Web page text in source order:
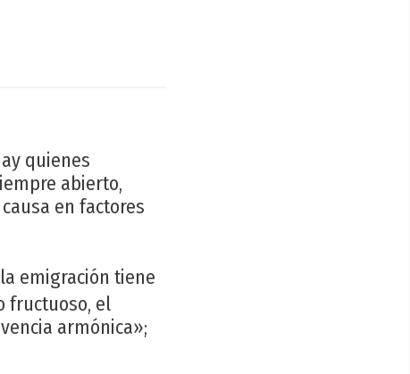
quienes
abierto,
en factores
emigración tiene
fructuoso, el
armónica»;